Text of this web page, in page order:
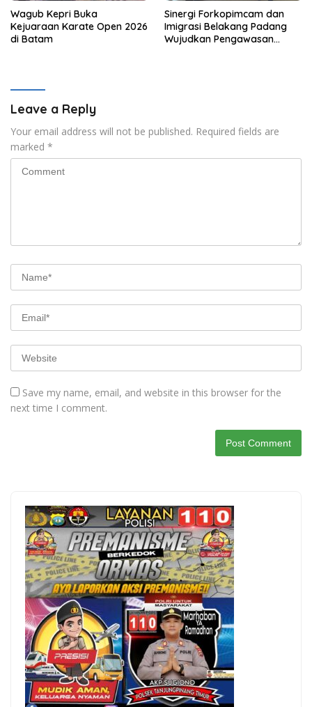
Wagub Kepri Buka
Kejuaraan Karate Open 2026
di Batam
Sinergi Forkopimcam dan
Imigrasi Belakang Padang
Wujudkan Pengawasan
Leave a Reply
Your email address will not be published. Required fields are
marked *
Save my name, email, and website in this browser for the
next time I comment.